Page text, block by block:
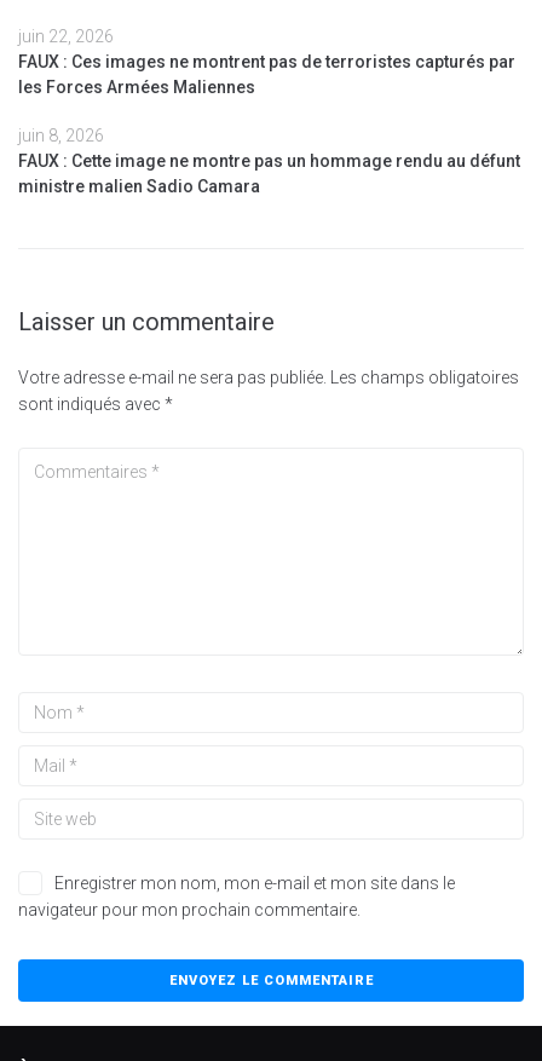
juin 22, 2026
FAUX : Ces images ne montrent pas de terroristes capturés par
les Forces Armées Maliennes
juin 8, 2026
FAUX : Cette image ne montre pas un hommage rendu au défunt
ministre malien Sadio Camara
Laisser un commentaire
Votre adresse e-mail ne sera pas publiée.
Les champs obligatoires
sont indiqués avec *
Enregistrer mon nom, mon e-mail et mon site dans le
navigateur pour mon prochain commentaire.